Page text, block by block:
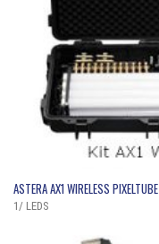
ASTERA AX1 WIRELESS PIXELTUBE
1/ LEDS